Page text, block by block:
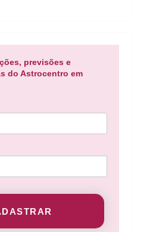
previsões e
do Astrocentro em